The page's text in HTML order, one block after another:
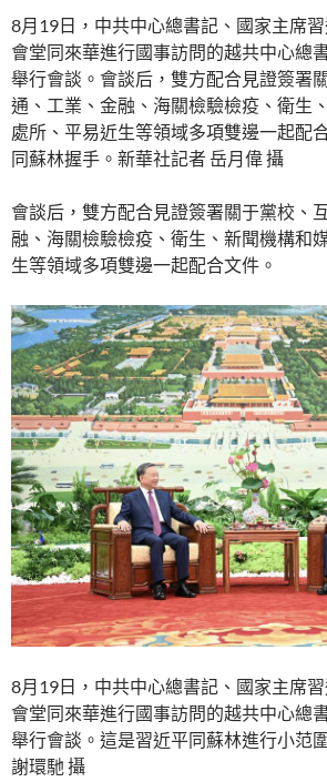
8月19日，中共中心總書記、國家主席
會堂同來華進行國事訪問的越共中心總
舉行會談。會談后，雙方配合見證簽署
通、工業、金融、海關檢驗檢疫、衛生
處所、平易近生等領域多項雙邊一起配
同蘇林握手。新華社記者 岳月偉 攝
會談后，雙方配合見證簽署關于黨校、
融、海關檢驗檢疫、衛生、新聞機構和
生等領域多項雙邊一起配合文件。
8月19日，中共中心總書記、國家主席
會堂同來華進行國事訪問的越共中心總
舉行會談。這是習近平同蘇林進行小范
謝環馳 攝